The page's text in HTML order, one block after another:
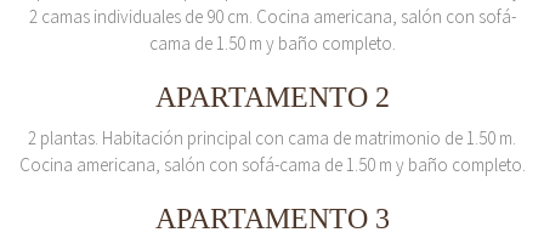
2 camas individuales de 90 cm. Cocina americana, salón con sofá-
cama de 1.50 m y baño completo.
APARTAMENTO 2
2 plantas. Habitación principal con cama de matrimonio de 1.50 m.
Cocina americana, salón con sofá-cama de 1.50 m y baño completo.
APARTAMENTO 3